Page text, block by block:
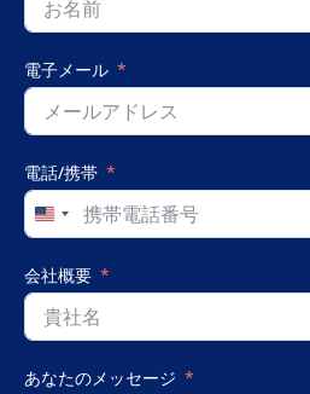
電子メール
電話/携帯
United
States
+1
会社概要
あなたのメッセージ